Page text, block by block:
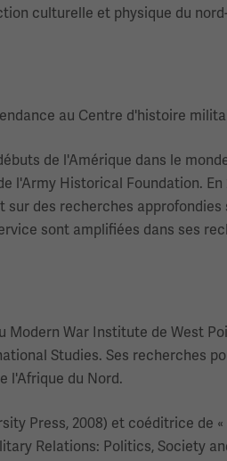
culturelle et physique du
au Centre d'histoire
de l'Amérique dans le
l'Army Historical Foundation.
des recherches
sont amplifiées dans ses
War Institute de West
Studies. Ses recherches
l'Afrique du Nord.
Press, 2008) et coéditrice de
Relations: Politics, Society